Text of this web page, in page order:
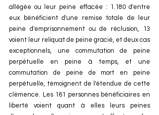
allégée ou leur peine effacée : 1.180 d'entre
eux bénéficient d'une remise totale de leur
peine d'emprisonnement ou de réclusion, 13
voient leur reliquat de peine gracié, et deux cas
exceptionnels, une commutation de peine
perpétuelle en peine à temps, et une
commutation de peine de mort en peine
perpétuelle, témoignent de l'étendue de cette
clémence. Les 161 personnes bénéficiaires en
liberté voient quant à elles leurs peines